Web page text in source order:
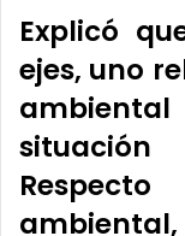
Explicó
ejes, uno